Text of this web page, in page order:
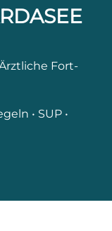
Fort-
• SUP •